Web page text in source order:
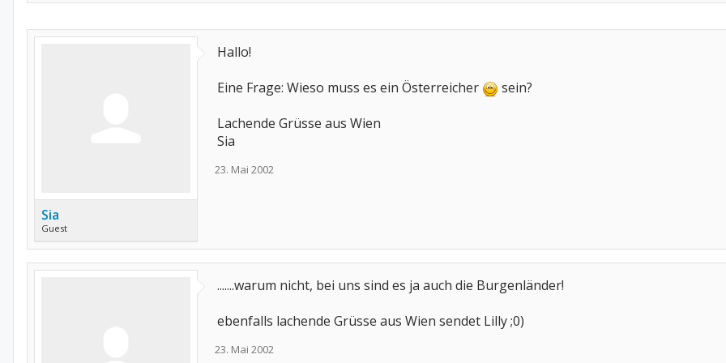
Sia
Guest
Hallo!
Eine Frage: Wieso muss es ein Österreicher
sein?
Lachende Grüsse aus Wien
Sia
23. Mai 2002
.......warum nicht, bei uns sind es ja auch die Burgenländer!
ebenfalls lachende Grüsse aus Wien sendet Lilly ;0)
23. Mai 2002